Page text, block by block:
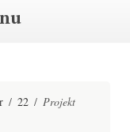
/ 22 / Projekt